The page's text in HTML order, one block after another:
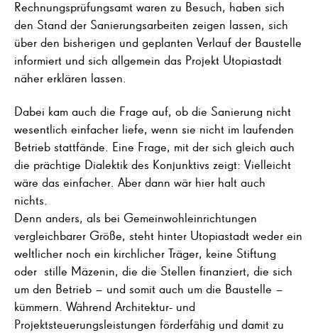
Rechnungsprüfungsamt waren zu Besuch, haben sich
den Stand der Sanierungsarbeiten zeigen lassen, sich
über den bisherigen und geplanten Verlauf der Baustelle
informiert und sich allgemein das Projekt Utopiastadt
näher erklären lassen.
Dabei kam auch die Frage auf, ob die Sanierung nicht
wesentlich einfacher liefe, wenn sie nicht im laufenden
Betrieb stattfände. Eine Frage, mit der sich gleich auch
die prächtige Dialektik des Konjunktivs zeigt: Vielleicht
wäre das einfacher. Aber dann wär hier halt auch
nichts.
Denn anders, als bei Gemeinwohleinrichtungen
vergleichbarer Größe, steht hinter Utopiastadt weder ein
weltlicher noch ein kirchlicher Träger, keine Stiftung
oder stille Mäzenin, die die Stellen finanziert, die sich
um den Betrieb – und somit auch um die Baustelle –
kümmern. Während Architektur- und
Projektsteuerungsleistungen förderfähig und damit zu